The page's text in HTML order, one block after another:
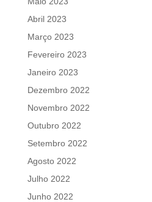
Abril 2023
Março 2023
Fevereiro 2023
Janeiro 2023
Dezembro 2022
Novembro 2022
Outubro 2022
Setembro 2022
Agosto 2022
Julho 2022
Junho 2022